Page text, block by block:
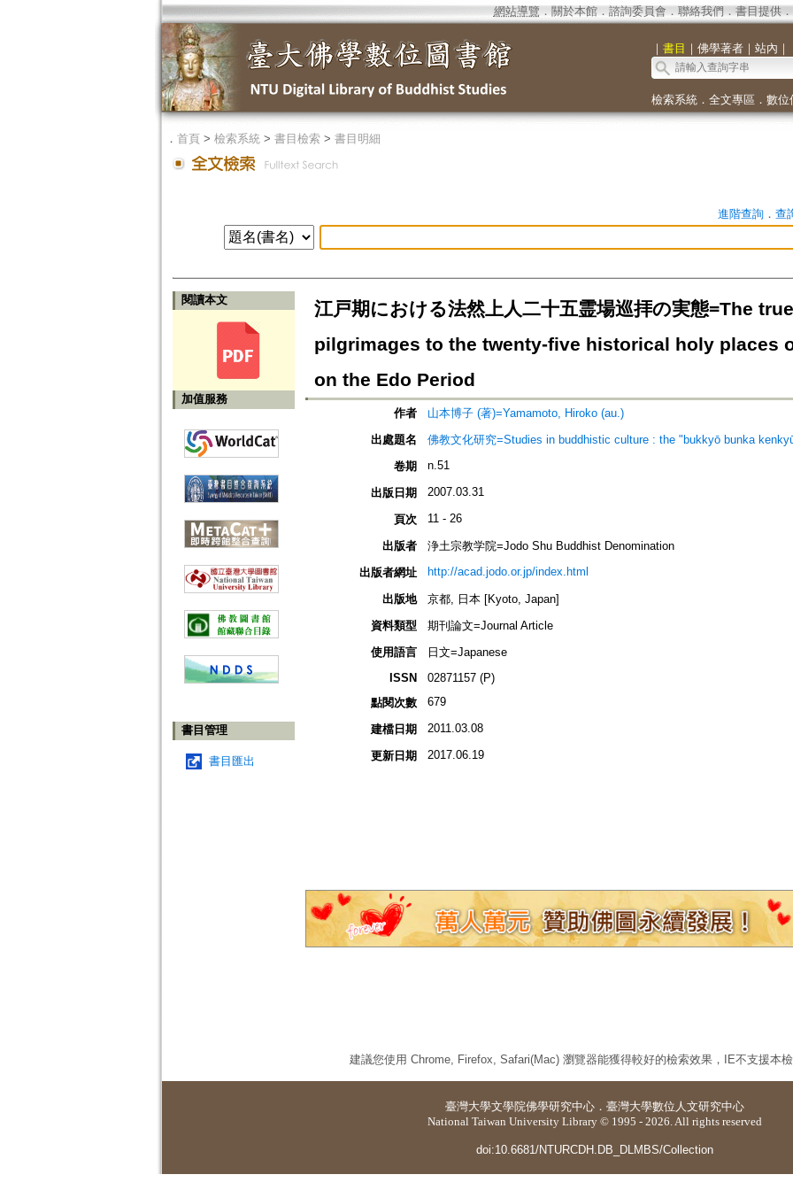
網站導覽 ． 關於本館． 諮詢委員會． 聯絡我們 ． 書目提供．
｜ 書目 ｜ 佛學著者｜ 站內 ｜
檢索系統． 全文專區 ． 數位
． 首頁> 檢索系統> 書目檢索> 書目明細
進階查詢． 查
閱讀本文
加值服務
書目管理
書目匯出
江戸期における法然上人二十五霊場巡拝の実態=The
pilgrimages to the twenty-five historical holy places
on the Edo Period
作者
山本博子 (著)=Yamamoto, Hiroko (au.)
出處題名
佛教文化研究=Studies in buddhistic culture : the "bukkyō bunka
卷期
n.51
出版日期 2007.03.31
頁次 11 - 26
出版者
浄土宗教学院=Jodo Shu Buddhist Denomination
出版者網址
http://acad.jodo.or.jp/index.html
出版地
京都, 日本 [Kyoto, Japan]
資料類型
期刊論文=Journal Article
使用語言
日文=Japanese
ISSN
02871157 (P)
點閱次數
679
建檔日期 2011.03.08
更新日期 2017.06.19
建議您使用 Chrome, Firefox, Safari(Mac) 瀏覽器能獲得較好的檢索效果，IE不支援本檢
臺灣大學文學院佛學研究中心 ． 臺灣大學數位人文研究中心
National Taiwan University Library © 1995 - 2026. All rights reserved
doi:10.6681/NTURCDH.DB_DLMBS/Collection